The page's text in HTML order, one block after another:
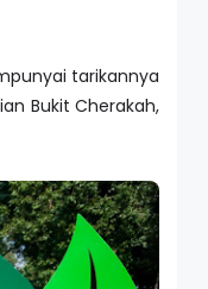
tarikannya
Bukit Cherakah,